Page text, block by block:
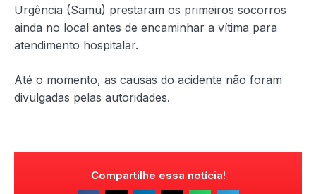
Urgência (Samu) prestaram os primeiros socorros
ainda no local antes de encaminhar a vítima para
atendimento hospitalar.
Até o momento, as causas do acidente não foram
divulgadas pelas autoridades.
Compartilhe essa notícia!